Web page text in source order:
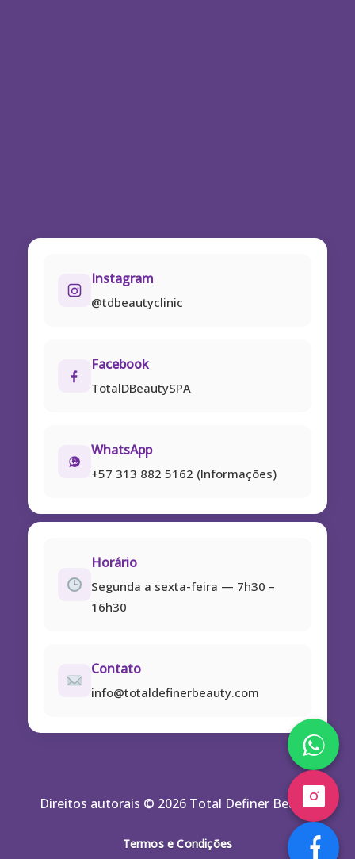
Instagram
@tdbeautyclinic
Facebook
TotalDBeautySPA
WhatsApp
+57 313 882 5162 (Informações)
Horário
Segunda a sexta-feira — 7h30 –
16h30
Contato
info@totaldefinerbeauty.com
Direitos autorais © 2026 Total Definer Beauty
Termos e Condições